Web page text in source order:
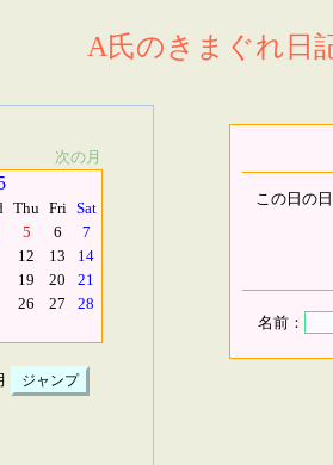
A氏のきまぐれ日
次の月
Thu Fri Sat
5 6
7
12 13
14
19 20
21
26 27
28
この日の
名前：